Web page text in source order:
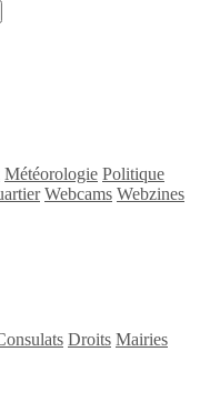
Météorologie Politique
Webcams Webzines
Droits Mairies